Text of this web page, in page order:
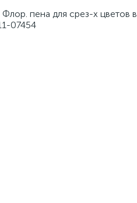
Флор. пена для срез-х цветов в
07454